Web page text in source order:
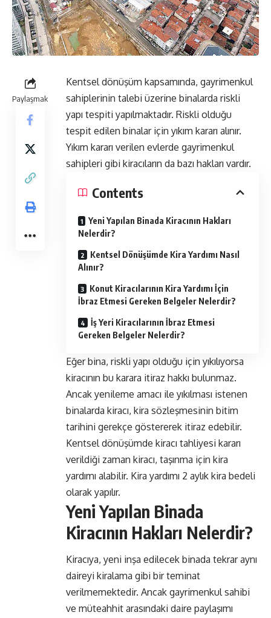
Paylaşmak
Kentsel dönüşüm kapsamında, gayrimenkul
sahiplerinin talebi üzerine binalarda riskli
yapı tespiti yapılmaktadır. Riskli olduğu
tespit edilen binalar için yıkım kararı alınır.
Yıkım kararı verilen evlerde gayrimenkul
sahipleri gibi kiracıların da bazı hakları vardır.
Contents
Yeni Yapılan Binada Kiracının Hakları
Nelerdir?
Kentsel Dönüşümde Kira Yardımı Nasıl
Alınır?
Konut Kiracılarının Kira Yardımı İçin
İbraz Etmesi Gereken Belgeler Nelerdir?
İş Yeri Kiracılarının İbraz Etmesi
Gereken Belgeler Nelerdir?
Eğer bina, riskli yapı olduğu için yıkılıyorsa
kiracının bu karara itiraz hakkı bulunmaz.
Ancak yenileme amacı ile yıkılması istenen
binalarda kiracı, kira sözleşmesinin bitim
tarihini gerekçe göstererek itiraz edebilir.
Kentsel dönüşümde kiracı tahliyesi kararı
verildiği zaman kiracı, taşınma için kira
yardımı alabilir. Kira yardımı 2 aylık kira bedeli
olarak yapılır.
Yeni Yapılan Binada
Kiracının Hakları Nelerdir?
Kiracıya, yeni inşa edilecek binada tekrar aynı
daireyi kiralama gibi bir teminat
verilmemektedir. Ancak gayrimenkul sahibi
ve müteahhit arasındaki daire paylaşımı